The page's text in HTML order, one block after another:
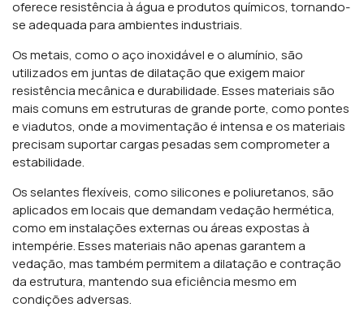
oferece resistência à água e produtos químicos, tornando-
se adequada para ambientes industriais.
Os metais, como o aço inoxidável e o alumínio, são
utilizados em juntas de dilatação que exigem maior
resistência mecânica e durabilidade. Esses materiais são
mais comuns em estruturas de grande porte, como pontes
e viadutos, onde a movimentação é intensa e os materiais
precisam suportar cargas pesadas sem comprometer a
estabilidade.
Os selantes flexíveis, como silicones e poliuretanos, são
aplicados em locais que demandam vedação hermética,
como em instalações externas ou áreas expostas à
intempérie. Esses materiais não apenas garantem a
vedação, mas também permitem a dilatação e contração
da estrutura, mantendo sua eficiência mesmo em
condições adversas.